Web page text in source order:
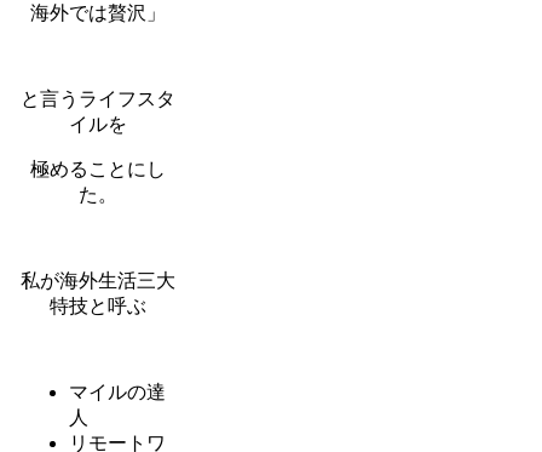
海外では贅沢」
と言うライフスタ
イルを
極めることにし
た。
私が海外生活三大
特技と呼ぶ
マイルの達
人
リモートワ